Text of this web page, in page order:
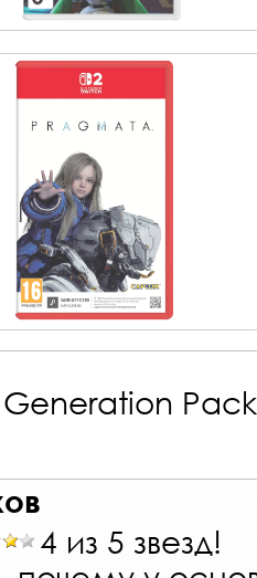
Generation
4 из 5 звезд!